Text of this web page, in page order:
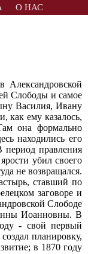
О НАС
Александровской
Слободы и самое
Василия, Ивану
как ему казалось,
она формально
находились его
правления
убил своего
не возвращался.
ставший по
заговоре и
Слободе
Иоанновны. В
- свой первый
планировку,
в 1870 году